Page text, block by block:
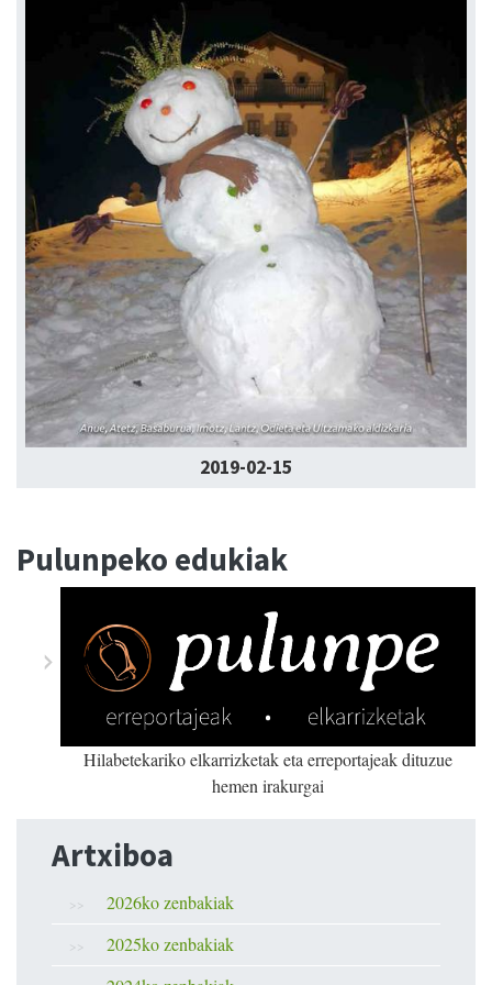
2019-02-15
Pulunpeko edukiak
Hilabetekariko elkarrizketak eta erreportajeak dituzue
hemen irakurgai
Artxiboa
2026ko zenbakiak
2025ko zenbakiak